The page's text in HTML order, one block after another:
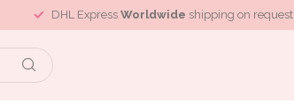
DHL Express Worldwide shipping on request